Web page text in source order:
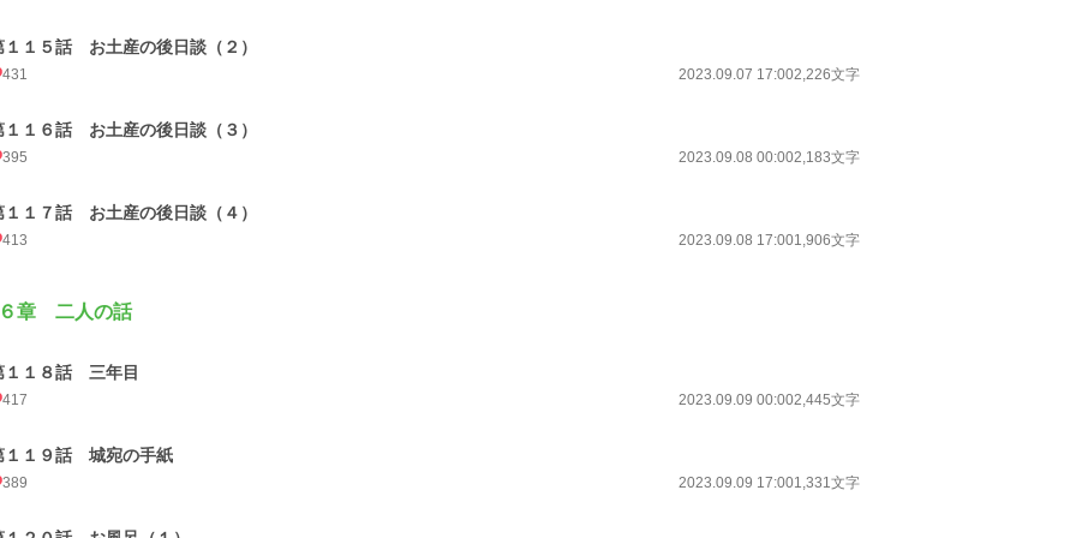
１１５話 お土産の後日談（２）
431 2023.09.07 17:002,226文字
１１６話 お土産の後日談（３）
395 2023.09.08 00:002,183文字
１１７話 お土産の後日談（４）
413 2023.09.08 17:001,906文字
章 二人の話
１１８話 三年目
417 2023.09.09 00:002,445文字
１１９話 城宛の手紙
389 2023.09.09 17:001,331文字